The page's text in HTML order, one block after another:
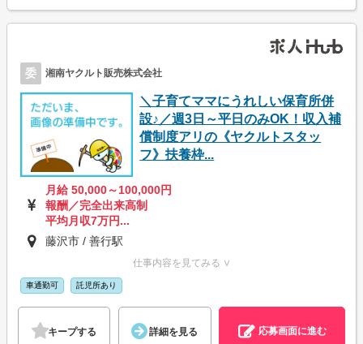
委 湘南ヤクルト販売株式会社
＼子育てママにうれしい保育所併
設♪／週3日～平日のみOK！収入補
償制度アリの《ヤクルトスタッ
フ》扶養枠...
月給 50,000～100,000円
報酬／完全出来高制
平均月収7万円...
藤沢市 / 善行駅
仕事内容を見てみる ∨
車通勤可 託児所あり
キープする 詳細を見る 応募画面に進む